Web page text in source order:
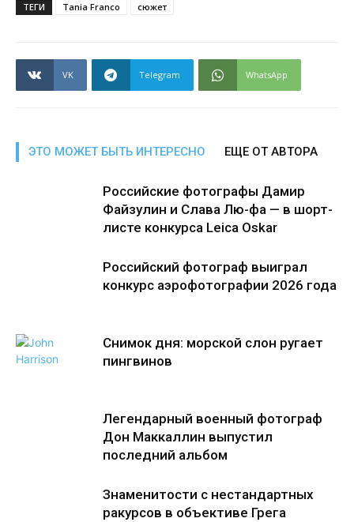
ТЕГИ Tania Franco сюжет
VK Telegram WhatsApp
ЭТО МОЖЕТ БЫТЬ ИНТЕРЕСНО ЕЩЕ ОТ АВТОРА
Российские фотографы Дамир
Файзулин и Слава Лю-фа — в шорт-
листе конкурса Leica Oskar
Российский фотограф выиграл
конкурс аэрофотографии 2026 года
Снимок дня: морской слон ругает
пингвинов
Легендарный военный фотограф
Дон Маккаллин выпустил
последний альбом
Знаменитости с нестандартных
ракурсов в объективе Грега